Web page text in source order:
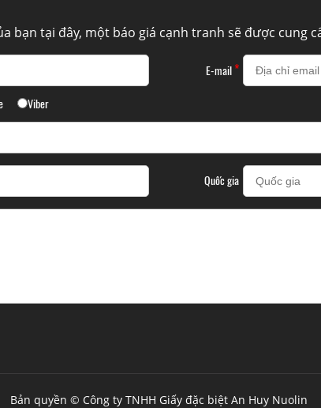
bạn tại đây, một báo giá cạnh tranh sẽ được cung
E-mail *
Viber
Quốc gia
Bản quyền © Công ty TNHH Giấy đặc biệt An Huy Nuolin